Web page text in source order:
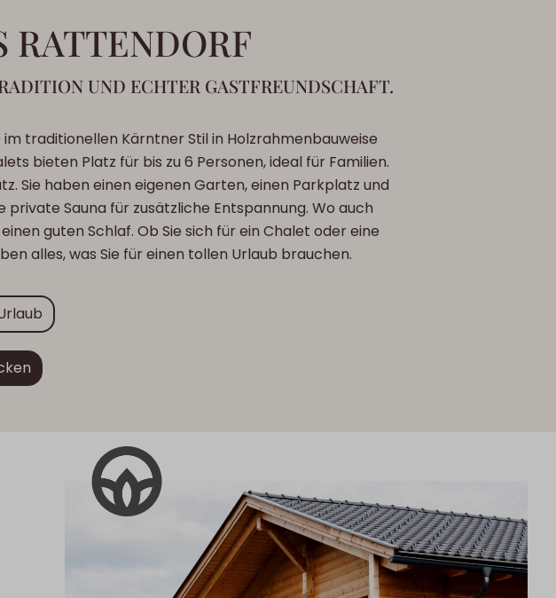
RATTENDORF
UND ECHTER GASTFREUNDSCHAFT.
im traditionellen Kärntner Stil in Holzrahmenbauweise
bieten Platz für bis zu 6 Personen, ideal für Familien.
Sie haben einen eigenen Garten, einen Parkplatz und
Sauna für zusätzliche Entspannung. Wo auch
guten Schlaf. Ob Sie sich für ein Chalet oder eine
alles, was Sie für einen tollen Urlaub brauchen.